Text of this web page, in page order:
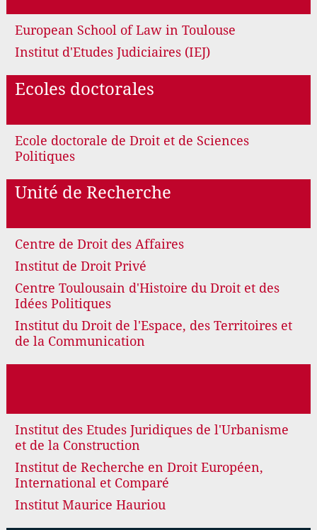
European School of Law in Toulouse
Institut d'Etudes Judiciaires (IEJ)
Ecoles doctorales
Ecole doctorale de Droit et de Sciences
Politiques
Unité de Recherche
Centre de Droit des Affaires
Institut de Droit Privé
Centre Toulousain d'Histoire du Droit et des
Idées Politiques
Institut du Droit de l'Espace, des Territoires et
de la Communication
Institut des Etudes Juridiques de l'Urbanisme
et de la Construction
Institut de Recherche en Droit Européen,
International et Comparé
Institut Maurice Hauriou